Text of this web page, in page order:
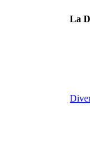
La